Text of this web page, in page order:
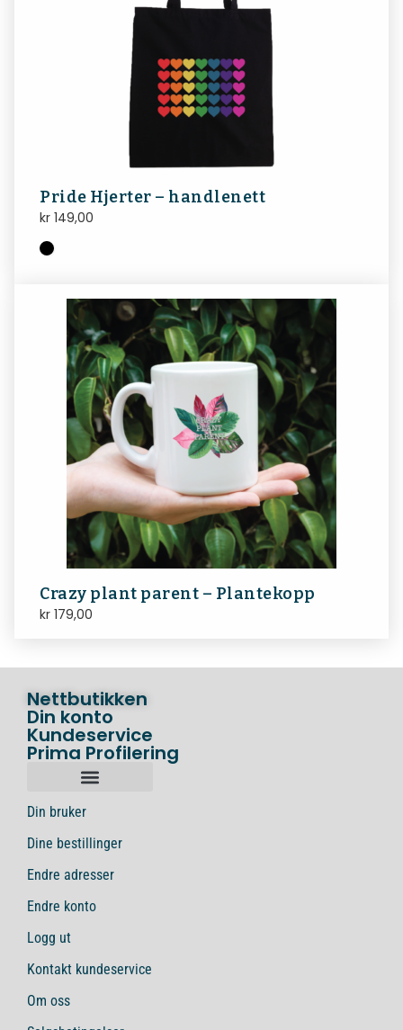
Pride Hjerter – handlenett
kr 149,00
Crazy plant parent – Plantekopp
kr 179,00
Nettbutikken
Din konto
Kundeservice
Prima Profilering
Din bruker
Dine bestillinger
Endre adresser
Endre konto
Logg ut
Kontakt kundeservice
Om oss